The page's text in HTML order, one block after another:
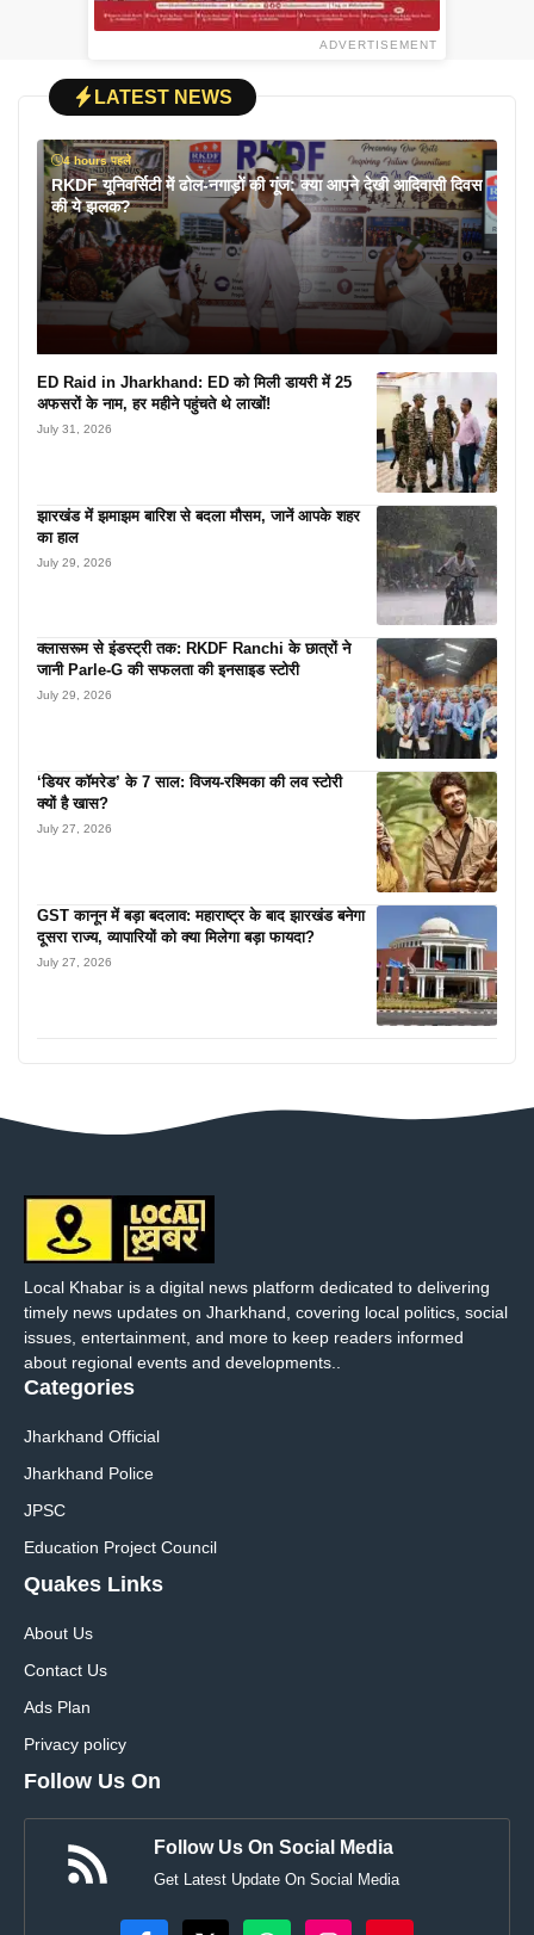
ADVERTISEMENT
LATEST NEWS
4 hours पहले
RKDF यूनिवर्सिटी में ढोल-नगाड़ों की गूंज: क्या आपने देखी आदिवासी दिवस
की ये झलक?
ED Raid in Jharkhand: ED को मिली डायरी में 25
अफसरों के नाम, हर महीने पहुंचते थे लाखों!
July 31, 2026
झारखंड में झमाझम बारिश से बदला मौसम, जानें आपके शहर
का हाल
July 29, 2026
क्लासरूम से इंडस्ट्री तक: RKDF Ranchi के छात्रों ने
जानी Parle-G की सफलता की इनसाइड स्टोरी
July 29, 2026
‘डियर कॉमरेड’ के 7 साल: विजय-रश्मिका की लव स्टोरी
क्यों है खास?
July 27, 2026
GST कानून में बड़ा बदलाव: महाराष्ट्र के बाद झारखंड बनेगा
दूसरा राज्य, व्यापारियों को क्या मिलेगा बड़ा फायदा?
July 27, 2026
Local Khabar is a digital news platform dedicated to delivering
timely news updates on Jharkhand, covering local politics, social
issues, entertainment, and more to keep readers informed
about regional events and developments..
Categories
Jharkhand Official
Jharkhand Police
JPSC
Education Project Council
Quakes Links
About Us
Contact Us
Ads Plan
Privacy policy
Follow Us On
Follow Us On Social Media
Get Latest Update On Social Media